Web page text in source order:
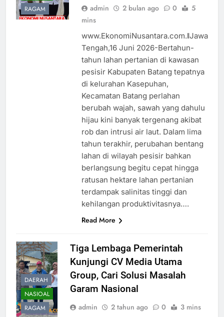
RAGAM
admin 2 bulan ago 0
5
mins
www.EkonomiNusantara.com.ǁJawa
Tengah,16 Juni 2026-Bertahun-
tahun lahan pertanian di kawasan
pesisir Kabupaten Batang tepatnya
di kelurahan Kasepuhan,
Kecamatan Batang perlahan
berubah wajah, sawah yang dahulu
hijau kini banyak tergenang akibat
rob dan intrusi air laut. Dalam lima
tahun terakhir, perubahan bentang
lahan di wilayah pesisir bahkan
berlangsung begitu cepat hingga
ratusan hektare lahan pertanian
terdampak salinitas tinggi dan
kehilangan produktivitasnya….
Read More
DAERAH
NASIOAL
RAGAM
Tiga Lembaga Pemerintah
Kunjungi CV Media Utama
Group, Cari Solusi Masalah
Garam Nasional
admin 2 tahun ago 0 3 mins